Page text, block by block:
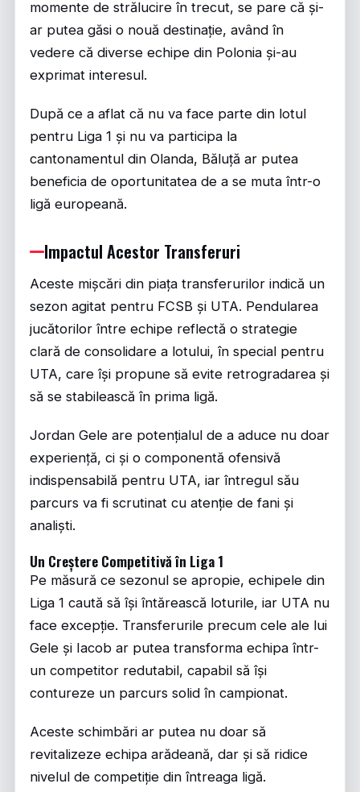
momente de strălucire în trecut, se pare că și-
ar putea găsi o nouă destinație, având în
vedere că diverse echipe din Polonia și-au
exprimat interesul.
După ce a aflat că nu va face parte din lotul
pentru Liga 1 și nu va participa la
cantonamentul din Olanda, Băluță ar putea
beneficia de oportunitatea de a se muta într-o
ligă europeană.
Impactul Acestor Transferuri
Aceste mișcări din piața transferurilor indică un
sezon agitat pentru FCSB și UTA. Pendularea
jucătorilor între echipe reflectă o strategie
clară de consolidare a lotului, în special pentru
UTA, care își propune să evite retrogradarea și
să se stabilească în prima ligă.
Jordan Gele are potențialul de a aduce nu doar
experiență, ci și o componentă ofensivă
indispensabilă pentru UTA, iar întregul său
parcurs va fi scrutinat cu atenție de fani și
analiști.
Un Creștere Competitivă în Liga 1
Pe măsură ce sezonul se apropie, echipele din
Liga 1 caută să își întărească loturile, iar UTA nu
face excepție. Transferurile precum cele ale lui
Gele și Iacob ar putea transforma echipa într-
un competitor redutabil, capabil să își
contureze un parcurs solid în campionat.
Aceste schimbări ar putea nu doar să
revitalizeze echipa arădeană, dar și să ridice
nivelul de competiție din întreaga ligă.